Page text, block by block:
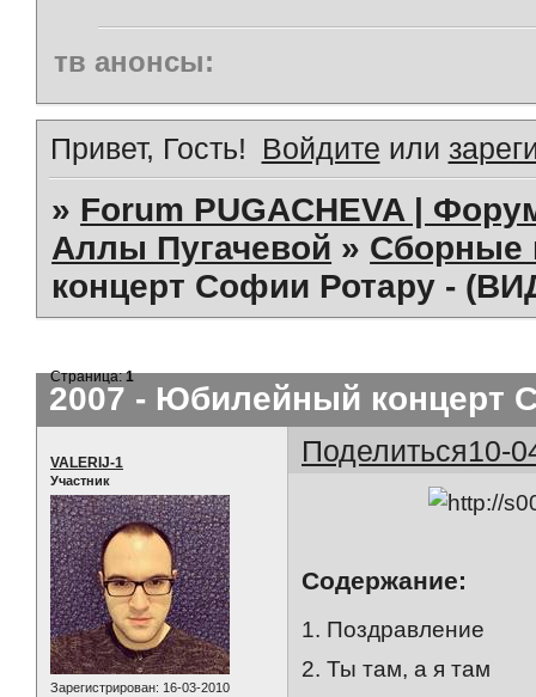
тв анонсы:
Привет, Гость! Войдите или
» Forum PUGACHEVA |
Аллы Пугачевой » Сборные
концерт Софии Ротару -
2007 - Юбилейный концерт
Страница:1
Поделиться10-
VALERIJ-1
Участник
Зарегистрирован: 16-03-2010
Содержание:
1. Поздравление
2. Ты там, а я там